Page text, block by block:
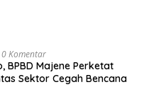
0 Komentar
BPBD Majene Perketat
Sektor Cegah Bencana